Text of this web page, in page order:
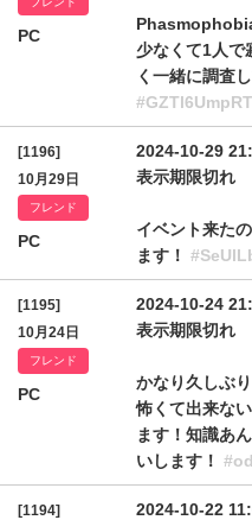
PC
少なくて1人で
く一緒に調査
[1196]
10月29日
フレンド
PC
2024-10-29
表示期限切れ
イベント来た
ます！
[1195]
10月24日
フレンド
PC
2024-10-24
表示期限切れ
かなり久しぶ
怖くて出来な
ます！知識あ
いします！
[1194]
2024-10-22